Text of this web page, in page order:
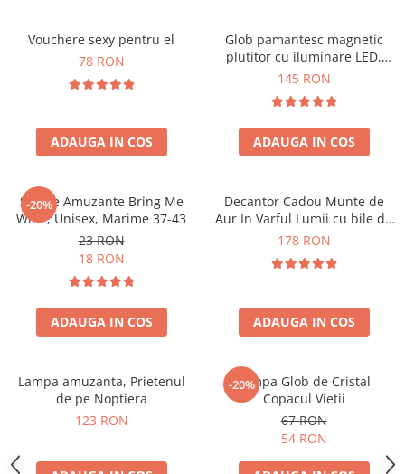
Vouchere sexy pentru el
78 RON
ADAUGA IN COS
Glob pamantesc magnetic
plutitor cu iluminare LED,
Forma C
145 RON
ADAUGA IN COS
-20%
Sosete Amuzante Bring Me
Wine, Unisex, Marime 37-43
23 RON
18 RON
ADAUGA IN COS
Decantor Cadou Munte de
Aur In Varful Lumii cu bile de
curatare
178 RON
ADAUGA IN COS
Lampa amuzanta, Prietenul
de pe Noptiera
123 RON
-20%
Lampa Glob de Cristal
Copacul Vietii
67 RON
54 RON